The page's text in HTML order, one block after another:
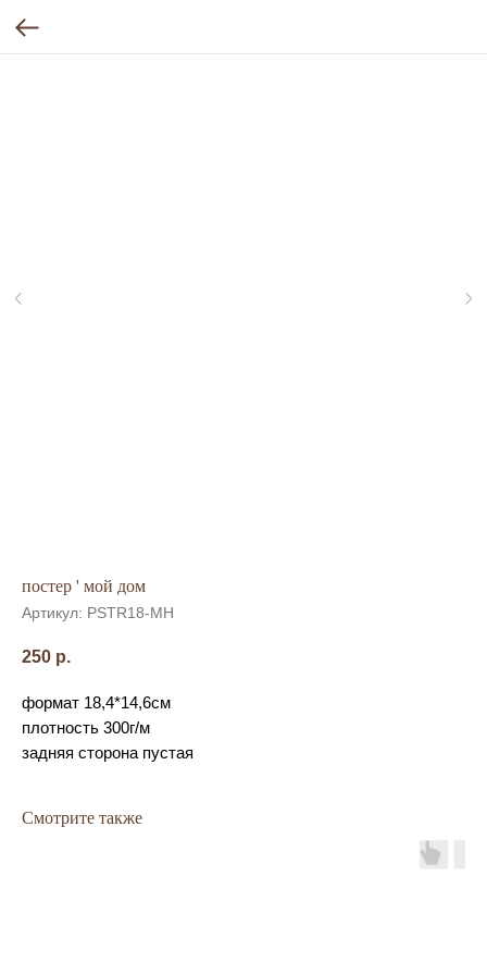
постер ' мой дом
Артикул: PSTR18-MH
250 р.
формат 18,4*14,6см
плотность 300г/м
задняя сторона пустая
Смотрите также